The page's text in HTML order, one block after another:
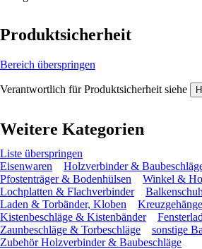
Produktsicherheit
Bereich überspringen
Verantwortlich für Produktsicherheit siehe
Weitere Kategorien
Liste überspringen
Eisenwaren
Holzverbinder &
Pfostenträger & Bodenhülsen
Winkel &
Lochplatten & Flachverbinder
Laden & Torbänder, Kloben
Kistenbeschläge & Kistenbänder
Zaunbeschläge & Torbeschläge
sonstige
Zubehör Holzverbinder & Baubeschläge